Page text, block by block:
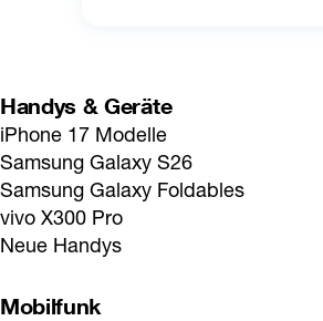
Handys & Geräte
iPhone 17 Modelle
Samsung Galaxy S26
Samsung Galaxy Foldables
vivo X300 Pro
Neue Handys
Mobilfunk